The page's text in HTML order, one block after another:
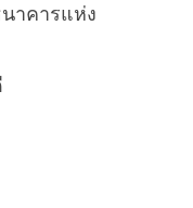
าคารแห่ง